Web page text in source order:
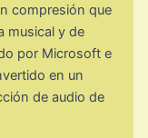
compresión que
musical y de
por Microsoft e
en un
de audio de